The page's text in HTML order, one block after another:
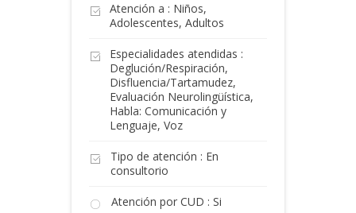
Atención a : Niños,
Adolescentes, Adultos
Especialidades atendidas :
Deglución/Respiración,
Disfluencia/Tartamudez,
Evaluación Neurolingüística,
Habla: Comunicación y
Lenguaje, Voz
Tipo de atención : En
consultorio
Atención por CUD : Si